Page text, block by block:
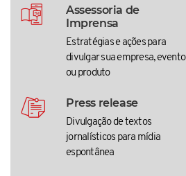
Assessoria de
Imprensa
Estratégias e ações para
divulgar sua empresa, evento
ou produto
Press release
Divulgação de textos
jornalísticos para mídia
espontânea